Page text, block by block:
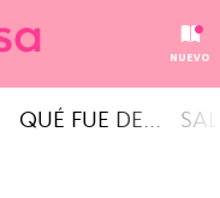
NUEVO
QUÉ FUE DE...